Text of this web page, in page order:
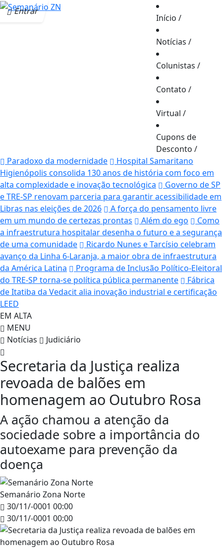
Entrar
Início /
Notícias /
Colunistas /
Contato /
Virtual /
Cupons de
Desconto /
Paradoxo da modernidade
Hospital Samaritano
Higienópolis consolida 130 anos de história com foco em
alta complexidade e inovação tecnológica
Governo de SP
e TRE-SP renovam parceria para garantir acessibilidade em
Libras nas eleições de 2026
A força do pensamento livre
em um mundo de certezas prontas
Além do ego
Como
a infraestrutura hospitalar desenha o futuro e a segurança
de uma comunidade
Ricardo Nunes e Tarcísio celebram
avanço da Linha 6-Laranja, a maior obra de infraestrutura
da América Latina
Programa de Inclusão Político-Eleitoral
do TRE-SP torna-se política pública permanente
Fábrica
de Itatiba da Vedacit alia inovação industrial e certificação
LEED
EM ALTA
MENU
Notícias
Judiciário
Secretaria da Justiça realiza
revoada de balões em
homenagem ao Outubro Rosa
A ação chamou a atenção da
sociedade sobre a importância do
autoexame para prevenção da
doença
Semanário Zona Norte
30/11/-0001 00:00
30/11/-0001 00:00